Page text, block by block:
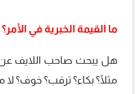
ما القيمة الخبرية في الأمر؟
هل يبحث صاحب اللايف عن
مثلًا؟ بكاء؟ ترقب؟ خوف؟ لا